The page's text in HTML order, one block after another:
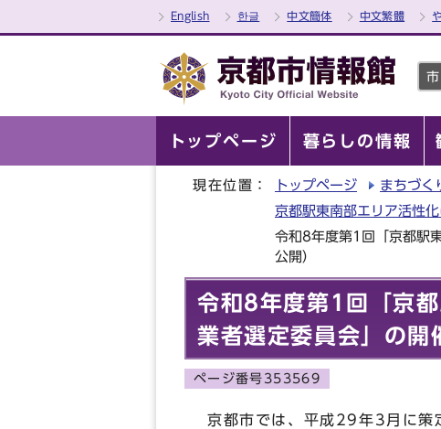
English 한글 中文簡体 中文繁體
トップページ 暮らしの情報
現在位置： トップページ まちづく
京都駅東南部エリア活性
令和8年度第1回「京都駅
公開）
令和8年度第1回「京
業者選定委員会」の開
ページ番号353569
京都市では、平成29年3月に策